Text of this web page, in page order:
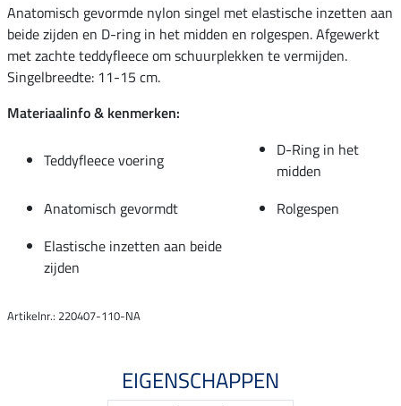
Anatomisch gevormde nylon singel met elastische inzetten aan
beide zijden en D-ring in het midden en rolgespen. Afgewerkt
met zachte teddyfleece om schuurplekken te vermijden.
Singelbreedte: 11-15 cm.
Materiaalinfo & kenmerken:
Teddyfleece voering
D-Ring in het
midden
Anatomisch gevormdt
Rolgespen
Elastische inzetten aan beide
zijden
Artikelnr.: 220407-110-NA
EIGENSCHAPPEN